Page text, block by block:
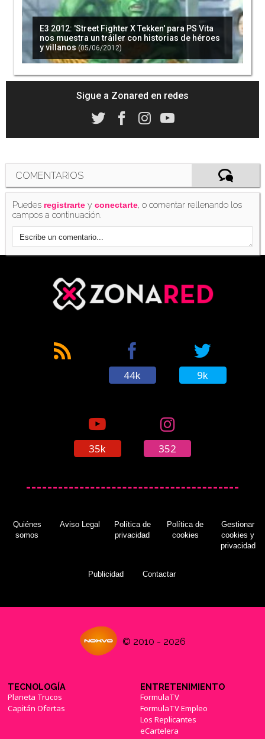
E3 2012: 'Street Fighter X Tekken' para PS Vita
nos muestra un tráiler con historias de héroes
y villanos (05/06/2012)
Sigue a Zonared en redes
COMENTARIOS
Puedes registrarte yconectarte, o comentar rellenando los
campos a continuación.
44k 9k
35k 352
Quiénes
somos
Aviso Legal
Política de
privacidad
Política de
cookies
Gestionar
cookies y
privacidad
Publicidad Contactar
© 2010 - 2026
TECNOLOGÍA
Planeta Trucos
Capitán Ofertas
ENTRETENIMIENTO
FormulaTV
FormulaTV Empleo
Los Replicantes
eCartelera